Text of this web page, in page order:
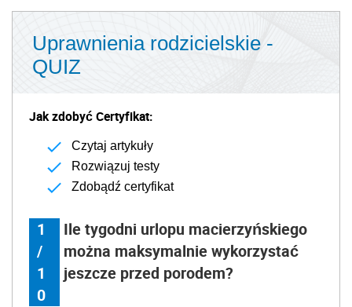
Uprawnienia rodzicielskie -
QUIZ
Jak zdobyć Certyfikat:
Czytaj artykuły
Rozwiązuj testy
Zdobądź certyfikat
1
/
1
0
Ile tygodni urlopu macierzyńskiego
można maksymalnie wykorzystać
jeszcze przed porodem?